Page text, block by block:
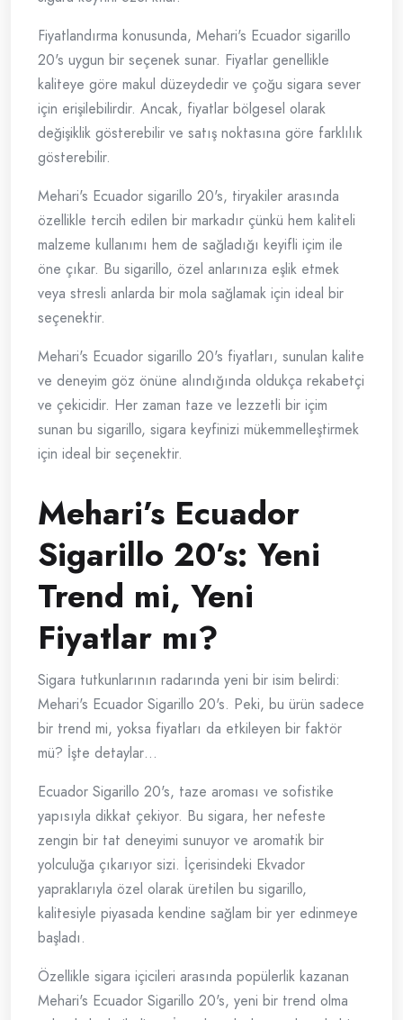
Fiyatlandırma konusunda, Mehari's Ecuador sigarillo
20's uygun bir seçenek sunar. Fiyatlar genellikle
kaliteye göre makul düzeydedir ve çoğu sigara sever
için erişilebilirdir. Ancak, fiyatlar bölgesel olarak
değişiklik gösterebilir ve satış noktasına göre farklılık
gösterebilir.
Mehari's Ecuador sigarillo 20's, tiryakiler arasında
özellikle tercih edilen bir markadır çünkü hem kaliteli
malzeme kullanımı hem de sağladığı keyifli içim ile
öne çıkar. Bu sigarillo, özel anlarınıza eşlik etmek
veya stresli anlarda bir mola sağlamak için ideal bir
seçenektir.
Mehari's Ecuador sigarillo 20's fiyatları, sunulan kalite
ve deneyim göz önüne alındığında oldukça rekabetçi
ve çekicidir. Her zaman taze ve lezzetli bir içim
sunan bu sigarillo, sigara keyfinizi mükemmelleştirmek
için ideal bir seçenektir.
Mehari’s Ecuador
Sigarillo 20’s: Yeni
Trend mi, Yeni
Fiyatlar mı?
Sigara tutkunlarının radarında yeni bir isim belirdi:
Mehari's Ecuador Sigarillo 20's. Peki, bu ürün sadece
bir trend mi, yoksa fiyatları da etkileyen bir faktör
mü? İşte detaylar…
Ecuador Sigarillo 20's, taze aroması ve sofistike
yapısıyla dikkat çekiyor. Bu sigara, her nefeste
zengin bir tat deneyimi sunuyor ve aromatik bir
yolculuğa çıkarıyor sizi. İçerisindeki Ekvador
yapraklarıyla özel olarak üretilen bu sigarillo,
kalitesiyle piyasada kendine sağlam bir yer edinmeye
başladı.
Özellikle sigara içicileri arasında popülerlik kazanan
Mehari's Ecuador Sigarillo 20's, yeni bir trend olma